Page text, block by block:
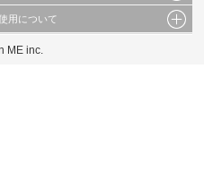
製などの二次利用を行うことは固く禁じて
の利用者が提出された見解・感想です。
いた上でご覧ください。
用について
に合わせたコンテンツや広告の表示、ソー
ME inc.